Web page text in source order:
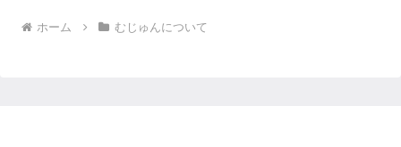
ホーム むじゅんについて